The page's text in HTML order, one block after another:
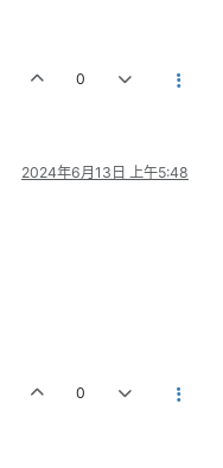
0
2024年6月13日 上午5:48
0